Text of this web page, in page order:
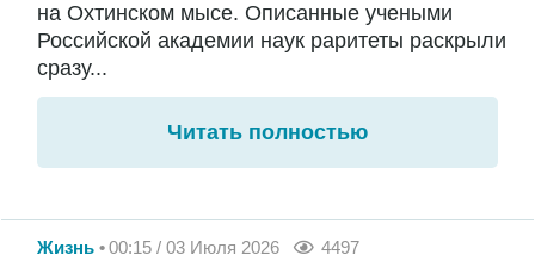
на Охтинском мысе. Описанные учеными
Российской академии наук раритеты раскрыли
сразу...
Читать полностью
Жизнь 00:15 / 03 Июля 2026 4497